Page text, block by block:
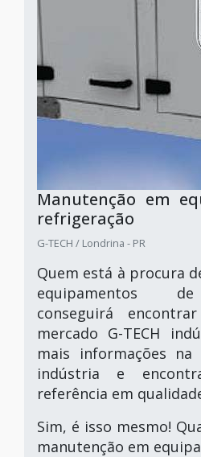
Manutenção em
refrigeração
G-TECH / Londrina - PR
Quem está à procura
equipamentos
conseguirá
mercado G-TECH
mais informações
indústria e
referência em
Sim, é isso mesmo!
manutenção em